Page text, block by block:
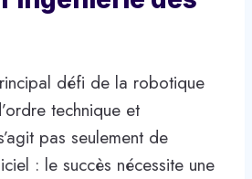
défi de la robotique
technique et
pas seulement de
: le succès nécessite une